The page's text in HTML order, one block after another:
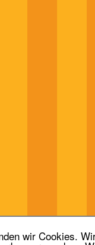
wir Cookies.